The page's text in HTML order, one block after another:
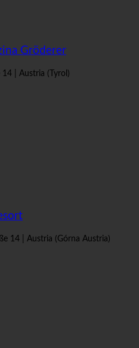
Gröderer
| Austria (Tyrol)
14 | Austria (Górna Austria)